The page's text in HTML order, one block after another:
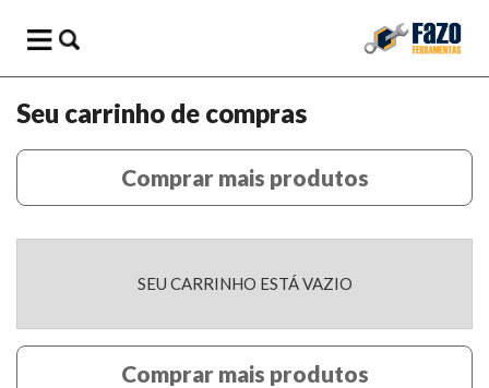
Seu carrinho de compras
Comprar mais produtos
SEU CARRINHO ESTÁ VAZIO
Comprar mais produtos